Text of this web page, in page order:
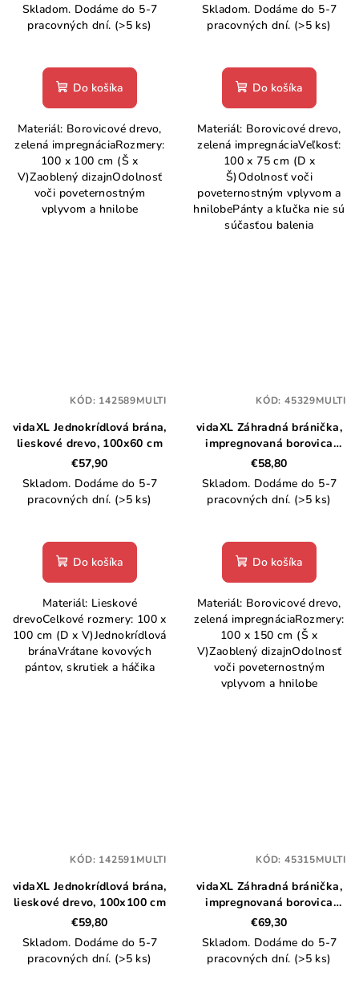
Skladom. Dodáme do 5-7
pracovných dní. (>5 ks)
Do košíka
Materiál: Borovicové drevo,
zelená impregnáciaRozmery:
100 x 100 cm (Š x
V)Zaoblený dizajnOdolnosť
voči poveternostným
vplyvom a hnilobe
Skladom. Dodáme do 5-7
pracovných dní. (>5 ks)
Do košíka
Materiál: Borovicové drevo,
zelená impregnáciaVeľkosť:
100 x 75 cm (D x
Š)Odolnosť voči
poveternostným vplyvom a
hnilobePánty a kľučka nie sú
súčasťou balenia
vidaXL Jednokrídlová brána,
lieskové drevo, 100x60 cm
€57,90
Skladom. Dodáme do 5-7
pracovných dní. (>5 ks)
Do košíka
Materiál: Lieskové
drevoCelkové rozmery: 100 x
100 cm (D x V)Jednokrídlová
bránaVrátane kovových
pántov, skrutiek a háčika
KÓD: 142589MULTI
vidaXL Záhradná bránička,
impregnovaná borovica
100x150 cm
€58,80
Skladom. Dodáme do 5-7
pracovných dní. (>5 ks)
Do košíka
Materiál: Borovicové drevo,
zelená impregnáciaRozmery:
100 x 150 cm (Š x
V)Zaoblený dizajnOdolnosť
voči poveternostným
vplyvom a hnilobe
KÓD: 45329MULTI
vidaXL Jednokrídlová brána,
lieskové drevo, 100x100 cm
€59,80
Skladom. Dodáme do 5-7
pracovných dní. (>5 ks)
KÓD: 142591MULTI
vidaXL Záhradná bránička,
impregnovaná borovica
100x100 cm, zelená
€69,30
Skladom. Dodáme do 5-7
pracovných dní. (>5 ks)
KÓD: 45315MULTI